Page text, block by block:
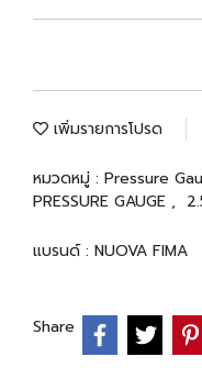
เพิ่มรายการโปรด
หมวดหมู่ : Pressure
PRESSURE GAUGE ,
แบรนด์ : NUOVA FIMA
Share